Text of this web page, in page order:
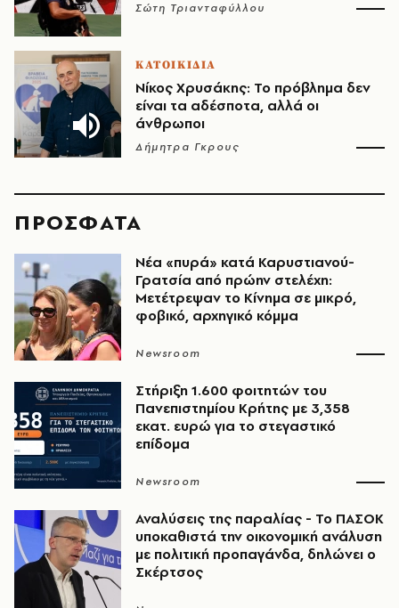
Σώτη Τριανταφύλλου
ΚΑΤΟΙΚΙΔΙΑ
Νίκος Χρυσάκης: Το πρόβλημα δεν
είναι τα αδέσποτα, αλλά οι
άνθρωποι
Δήμητρα Γκρους
ΠΡΟΣΦΑΤΑ
Νέα «πυρά» κατά Καρυστιανού-
Γρατσία από πρώην στελέχη:
Μετέτρεψαν το Κίνημα σε μικρό,
φοβικό, αρχηγικό κόμμα
Newsroom
Στήριξη 1.600 φοιτητών του
Πανεπιστημίου Κρήτης με 3,358
εκατ. ευρώ για το στεγαστικό
επίδομα
Newsroom
Αναλύσεις της παραλίας - Το ΠΑΣΟΚ
υποκαθιστά την οικονομική ανάλυση
με πολιτική προπαγάνδα, δηλώνει ο
Σκέρτσος